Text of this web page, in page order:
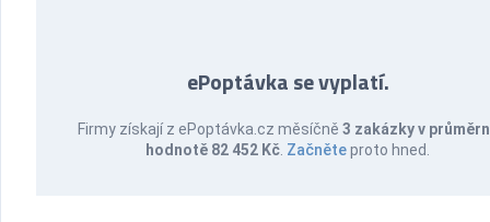
ePoptávka se vyplatí.
Firmy získají z ePoptávka.cz měsíčně 3 zakázky v
hodnotě 82 452 Kč Začněteproto hned.